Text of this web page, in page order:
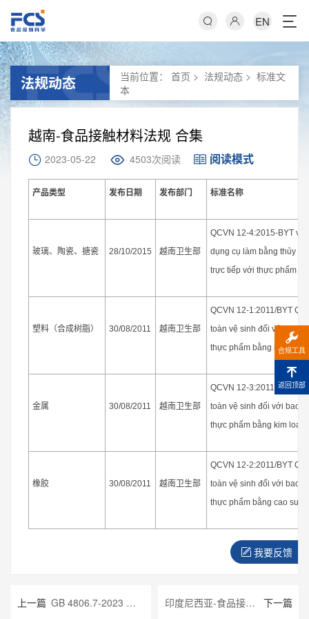
EN
法规动态 当前位置：首页 > 法规动态 >标准文
本
越南-食品接触材料法规 合集
2023-05-22 4503次阅读 阅读模式
产品类型 发布日期 发布部门 标准名称
玻璃、陶瓷、搪瓷 28/10/2015 越南卫生部
QCVN 12-4:2015-BYT về
dụng cụ làm bằng thủy
trực tiếp với thực phẩm
塑料（合成树脂） 30/08/2011 越南卫生部
QCVN 12-1:2011/BYT
toàn vệ sinh đối với bao
thực phẩm bằng nhựa
金属 30/08/2011 越南卫生部
QCVN 12-3:2011/BYT
toàn vệ sinh đối với bao
thực phẩm bằng kim loại
橡胶 30/08/2011 越南卫生部
QCVN 12-2:2011/BYT
toàn vệ sinh đối với bao
thực phẩm bằng cao su
我要反馈
上一篇 GB 4806.7-2023 食品接触用塑料材料及制品 印度尼西亚-食品接触材料标准 No. 20/2019（REGULATION OF THE NATIONAL AGENCY OF DRUG AND FOOD CONTROL NUMBER 20, YEAR 2019 ON FOOD PACKAGING ） 下一篇
合规工具
返回顶部